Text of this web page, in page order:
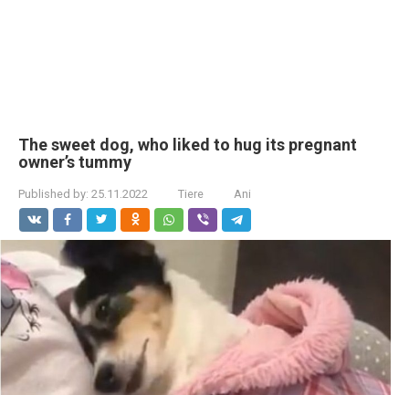
The sweet dog, who liked to hug its pregnant
owner’s tummy
Published by: 25.11.2022 Tiere Ani